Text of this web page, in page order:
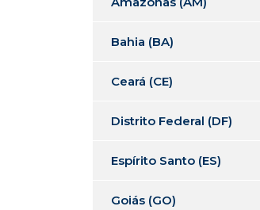
Bahia (BA)
Ceará (CE)
Distrito Federal (DF)
Espírito Santo (ES)
Goiás (GO)